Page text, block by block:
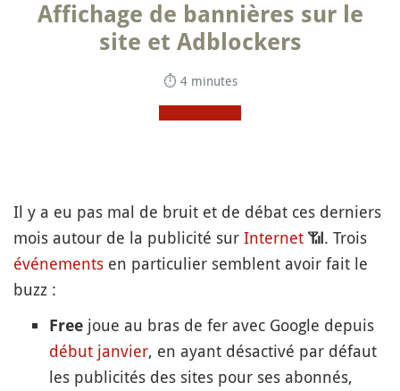
Affichage de bannières sur le
site et Adblockers
⏱ 4 minutes
Il y a eu pas mal de bruit et de débat ces derniers
mois autour de la publicité sur Internet 📶. Trois
événements en particulier semblent avoir fait le
buzz :
Free joue au bras de fer avec Google depuis
début janvier, en ayant désactivé par défaut
les publicités des sites pour ses abonnés,